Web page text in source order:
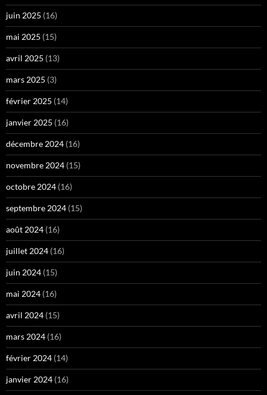
juin 2025 (16)
mai 2025 (15)
avril 2025 (13)
mars 2025 (3)
février 2025 (14)
janvier 2025 (16)
décembre 2024 (16)
novembre 2024 (15)
octobre 2024 (16)
septembre 2024 (15)
août 2024 (16)
juillet 2024 (16)
juin 2024 (15)
mai 2024 (16)
avril 2024 (15)
mars 2024 (16)
février 2024 (14)
janvier 2024 (16)